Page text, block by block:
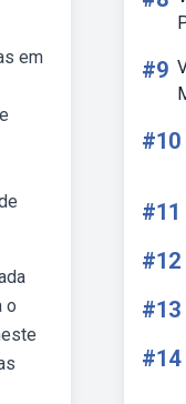
em
o
#9
#10
#11
#12
#13
#14